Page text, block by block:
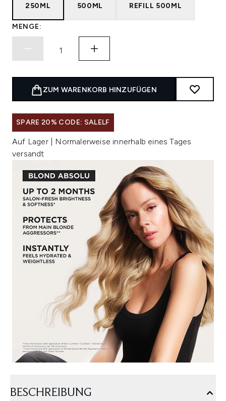
250ML 500ML REFILL 500ML
MENGE:
ZUM WARENKORB HINZUFÜGEN
SPARE 20% CODE: SALELF
Auf Lager | Normalerweise innerhalb eines Tages
versandt
BESCHREIBUNG